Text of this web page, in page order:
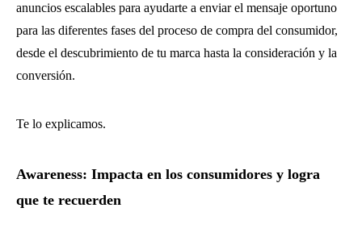
anuncios escalables para ayudarte a enviar el mensaje oportuno
para las diferentes fases del proceso de compra del consumidor,
desde el descubrimiento de tu marca hasta la consideración y la
conversión.
Te lo explicamos.
Awareness: Impacta en los consumidores y logra
que te recuerden